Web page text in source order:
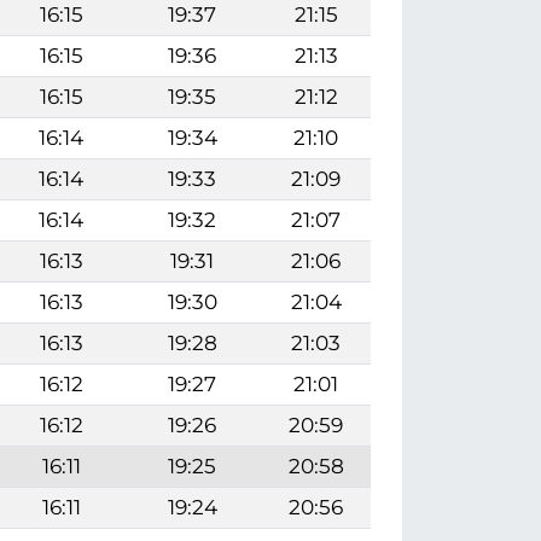
16:15 19:37
21:15
16:15
19:36
21:13
16:15
19:35
21:12
16:14
19:34
21:10
16:14
19:33
21:09
16:14
19:32
21:07
16:13
19:31
21:06
16:13
19:30
21:04
16:13
19:28
21:03
16:12
19:27
21:01
16:12
19:26
20:59
16:11
19:25
20:58
16:11
19:24
20:56